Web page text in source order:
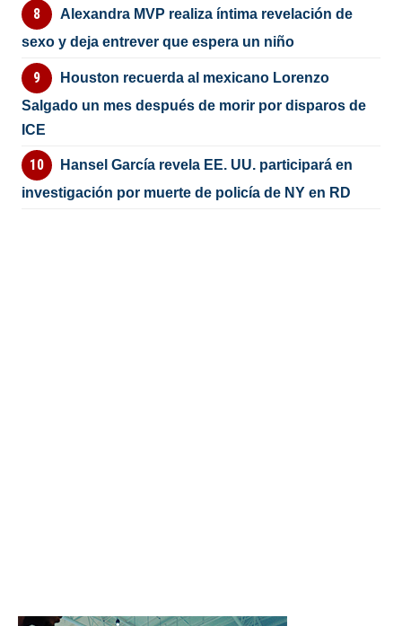
Alexandra MVP realiza íntima revelación de
sexo y deja entrever que espera un niño
Houston recuerda al mexicano Lorenzo
Salgado un mes después de morir por disparos de
ICE
Hansel García revela EE. UU. participará en
investigación por muerte de policía de NY en RD